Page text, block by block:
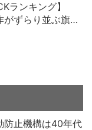
ランキング】
ずらり並ぶ旗艦
防止機構は40年代